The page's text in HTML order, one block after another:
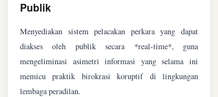
Publik
Menyediakan sistem pelacakan perkara yang dapat
diakses oleh publik secara *real-time*, guna
mengeliminasi asimetri informasi yang selama ini
memicu praktik birokrasi koruptif di lingkungan
lembaga peradilan.